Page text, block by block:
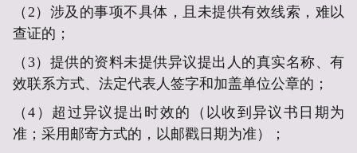
（2）涉及的事项不具体，且未提供有效线索，难以
查证的；
（3）提供的资料未提供异议提出人的真实名称、有
效联系方式、法定代表人签字和加盖单位公章的；
（4）超过异议提出时效的（以收到异议书日期为
准；采用邮寄方式的，以邮戳日期为准）；